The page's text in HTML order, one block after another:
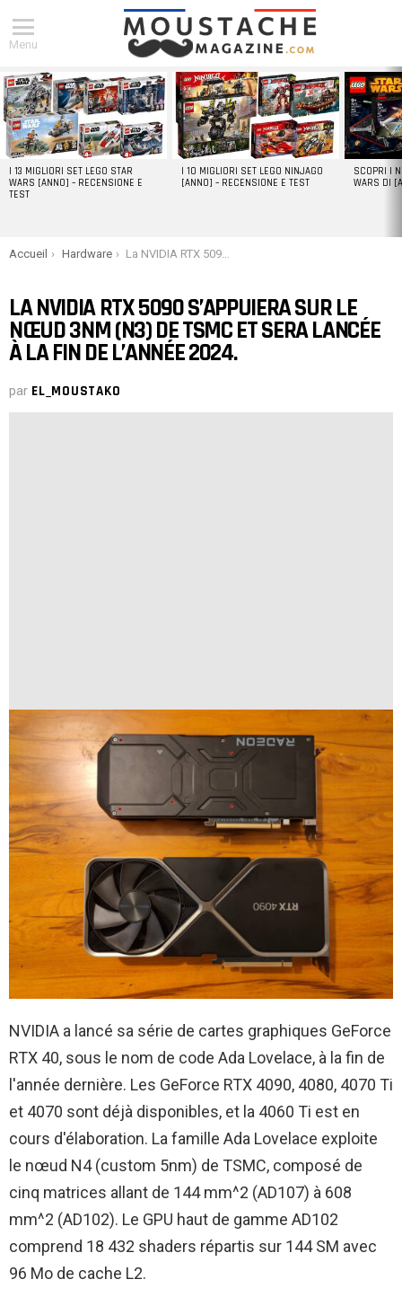
Menu
DERNIERS
ARTICLES
I 13 MIGLIORI SET LEGO STAR
WARS [ANNO] – RECENSIONE E
TEST
I 10 MIGLIORI SET LEGO NINJAGO
[ANNO] – RECENSIONE E TEST
SCOPRI I
WARS DI
You are here:
Accueil Hardware La NVIDIA RTX 5090 s’appuiera sur le nœud 3nm (N3) de TSMC et sera lancée à la fin de l’année 2024.
LA NVIDIA RTX 5090 S’APPUIERA SUR LE
NŒUD 3NM (N3) DE TSMC ET SERA LANCÉE
À LA FIN DE L’ANNÉE 2024.
par EL_MOUSTAKO
NVIDIA a lancé sa série de cartes graphiques GeForce
RTX 40, sous le nom de code Ada Lovelace, à la fin de
l'année dernière. Les GeForce RTX 4090, 4080, 4070 Ti
et 4070 sont déjà disponibles, et la 4060 Ti est en
cours d'élaboration. La famille Ada Lovelace exploite
le nœud N4 (custom 5nm) de TSMC, composé de
cinq matrices allant de 144 mm^2 (AD107) à 608
mm^2 (AD102). Le GPU haut de gamme AD102
comprend 18 432 shaders répartis sur 144 SM avec
96 Mo de cache L2.